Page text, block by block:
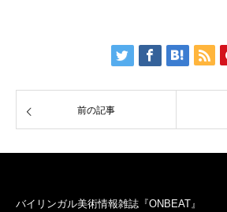
前の記事
バイリンガル美術情報雑誌『ONBEAT』